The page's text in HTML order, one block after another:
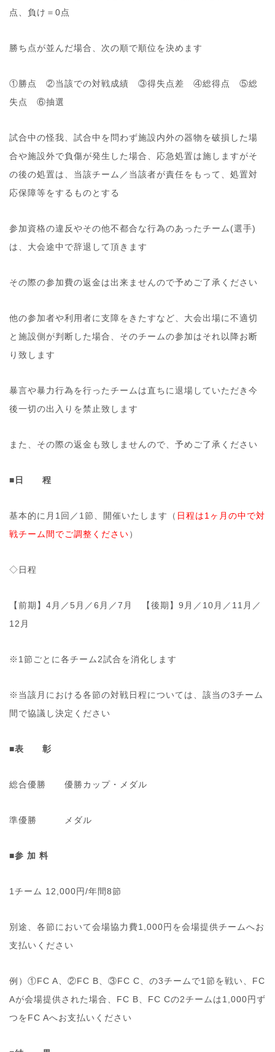
点、負け＝0点
勝ち点が並んだ場合、次の順で順位を決めます
①勝点 ②当該での対戦成績 ③得失点差 ④総得点 ⑤総
失点 ⑥抽選
試合中の怪我、試合中を問わず施設内外の器物を破損した場
合や施設外で負傷が発生した場合、応急処置は施しますがそ
の後の処置は、当該チーム／当該者が責任をもって、処置対
応保障等をするものとする
参加資格の違反やその他不都合な行為のあったチーム(選手)
は、大会途中で辞退して頂きます
その際の参加費の返金は出来ませんので予めご了承ください
他の参加者や利用者に支障をきたすなど、大会出場に不適切
と施設側が判断した場合、そのチームの参加はそれ以降お断
り致します
暴言や暴力行為を行ったチームは直ちに退場していただき今
後一切の出入りを禁止致します
また、その際の返金も致しませんので、予めご了承ください
■日 程
基本的に月1回／1節、開催いたします（ 日程は1ヶ月の中で対
戦チーム間でご調整ください）
◇日程
【前期】4月／5月／6月／7月 【後期】9月／10月／11月／
12月
※1節ごとに各チーム2試合を消化します
※当該月における各節の対戦日程については、該当の3チーム
間で協議し決定ください
■表 彰
総合優勝 優勝カップ・メダル
準優勝 メダル
■参 加 料
1チーム 12,000円/年間8節
別途、各節において会場協力費1,000円を会場提供チームへお
支払いください
例）①FC A、②FC B、③FC C、の3チームで1節を戦い、FC
Aが会場提供された場合、FC B、FC Cの2チームは1,000円ず
つをFC Aへお支払いください